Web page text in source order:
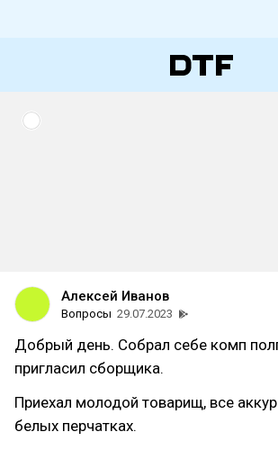
Алексей Иванов
Вопросы 29.07.2023
Добрый день. Собрал себе комп
пригласил сборщика.
Приехал молодой товарищ, все
белых перчатках.